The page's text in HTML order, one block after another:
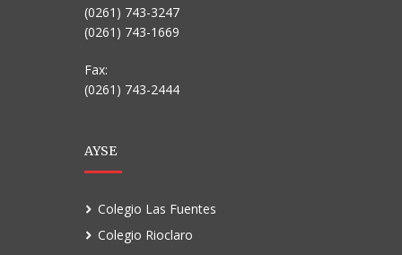
(0261) 743-3247
(0261) 743-1669
Fax:
(0261) 743-2444
AYSE
Colegio Las Fuentes
Colegio Rioclaro